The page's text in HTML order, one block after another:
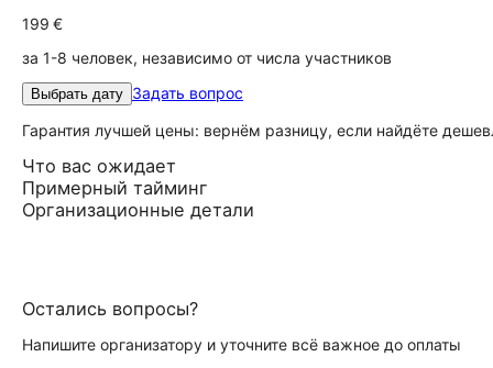
199 €
за 1-8 человек, независимо от числа участников
Выбрать дату Задать вопрос
Гарантия лучшей цены: вернём разницу, если найдёте
Что вас ожидает
Примерный тайминг
Организационные детали
Остались вопросы?
Напишите организатору и уточните всё важное до оплаты